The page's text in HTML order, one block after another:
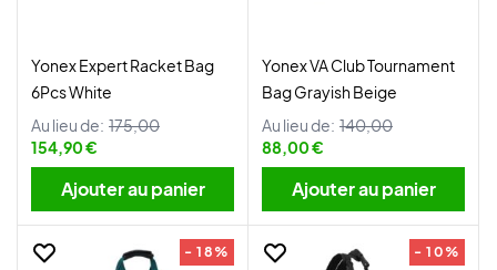
Yonex Expert Racket Bag
6Pcs White
Au lieu de: 175,00
154,90 €
Ajouter au panier
Yonex VA Club Tournament
Bag Grayish Beige
Au lieu de: 140,00
88,00 €
Ajouter au panier
- 18% - 10%